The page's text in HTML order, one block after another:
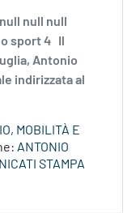
null null
sport 4 Il
Antonio
indirizzata al
MOBILITÀ E
ANTONIO
STAMPA